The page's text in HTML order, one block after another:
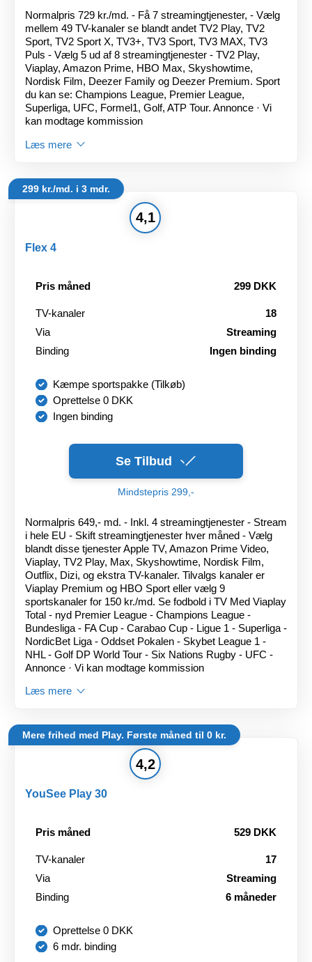
Normalpris 729 kr./md. - Få 7 streamingtjenester, - Vælg
mellem 49 TV-kanaler se blandt andet TV2 Play, TV2
Sport, TV2 Sport X, TV3+, TV3 Sport, TV3 MAX, TV3
Puls - Vælg 5 ud af 8 streamingtjenester - TV2 Play,
Viaplay, Amazon Prime, HBO Max, Skyshowtime,
Nordisk Film, Deezer Family og Deezer Premium. Sport
du kan se: Champions League, Premier League,
Superliga, UFC, Formel1, Golf, ATP Tour. Annonce · Vi
kan modtage kommission
Læs mere
299 kr./md. i 3 mdr.
Flex 4
4,1
Pris måned 299 DKK
TV-kanaler
18
Via
Streaming
Binding
Ingen binding
Kæmpe sportspakke (Tilkøb)
Oprettelse 0 DKK
Ingen binding
Se Tilbud
Mindstepris 299,-
Normalpris 649,- md. - Inkl. 4 streamingtjenester - Stream
i hele EU - Skift streamingtjenester hver måned - Vælg
blandt disse tjenester Apple TV, Amazon Prime Video,
Viaplay, TV2 Play, Max, Skyshowtime, Nordisk Film,
Outflix, Dizi, og ekstra TV-kanaler. Tilvalgs kanaler er
Viaplay Premium og HBO Sport eller vælg 9
sportskanaler for 150 kr./md. Se fodbold i TV Med Viaplay
Total - nyd Premier League - Champions League -
Bundesliga - FA Cup - Carabao Cup - Ligue 1 - Superliga -
NordicBet Liga - Oddset Pokalen - Skybet League 1 -
NHL - Golf DP World Tour - Six Nations Rugby - UFC -
Annonce · Vi kan modtage kommission
Læs mere
Mere frihed med Play. Første måned til 0 kr.
YouSee Play 30
4,2
Pris måned 529 DKK
TV-kanaler
17
Via
Streaming
Binding
6 måneder
Oprettelse 0 DKK
6 mdr. binding